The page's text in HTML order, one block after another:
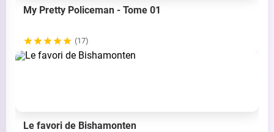
My Pretty Policeman - Tome 01
(17)
Le favori de Bishamonten